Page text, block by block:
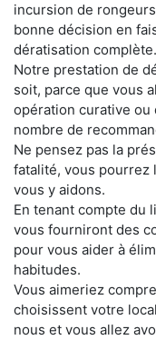
incursion de
bonne décision en
dératisation complète.
Notre prestation de
soit, parce que vous
opération curative ou
nombre de
Ne pensez pas la
fatalité, vous pourrez
vous y aidons.
En tenant compte du
vous fourniront des
pour vous aider à
habitudes.
Vous aimeriez
choisissent votre
nous et vous allez